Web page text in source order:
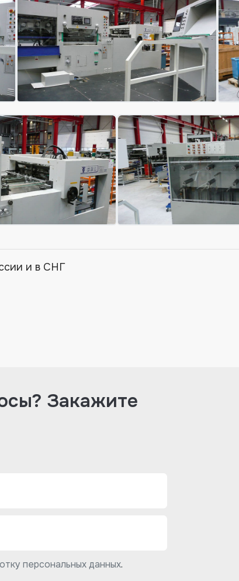
и в СНГ
Закажите
персональных данных.